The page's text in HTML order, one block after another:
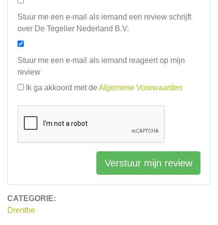
CATEGORIE:
Drenthe
Stuur me een e-mail als iemand een review schrijft
over De Tegelier Nederland B.V.
Stuur me een e-mail als iemand reageert op mijn
review
Ik ga akkoord met de Algemene Voorwaarden
Verstuur mijn review